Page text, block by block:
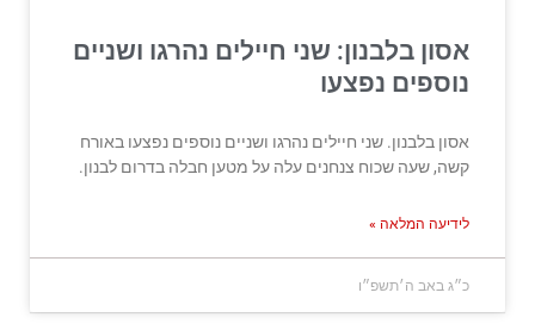
אסון בלבנון: שני חיילים נהרגו ושניים
נוספים נפצעו
אסון בלבנון. שני חיילים נהרגו ושניים נוספים נפצעו באורח
קשה, שעה שכוח צנחנים עלה על מטען חבלה בדרום לבנון.
לידיעה המלאה »
כ״ג באב ה׳תשפ״ו